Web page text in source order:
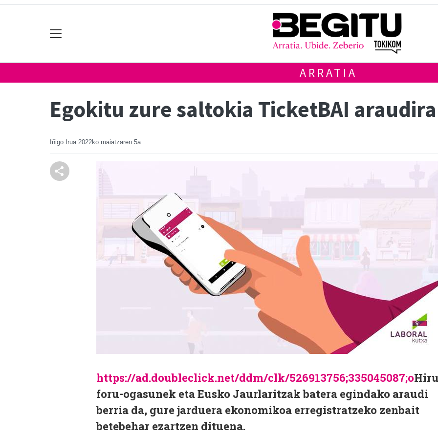
ARRATIA
Egokitu zure saltokia TicketBAI araudira
Iñigo Irua 2022ko maiatzaren 5a
https://ad.doubleclick.net/ddm/clk/526913756;335045087;o
foru-ogasunek eta Eusko Jaurlaritzak batera egindako araudi
berria da, gure jarduera ekonomikoa erregistratzeko zenbait
betebehar ezartzen dituena.